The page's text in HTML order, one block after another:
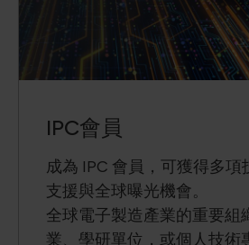
IPC會員
成為 IPC 會員，可獲得多項
支援與全球曝光機會。
全球電子製造產業的重要組
業、學研單位，或個人技術